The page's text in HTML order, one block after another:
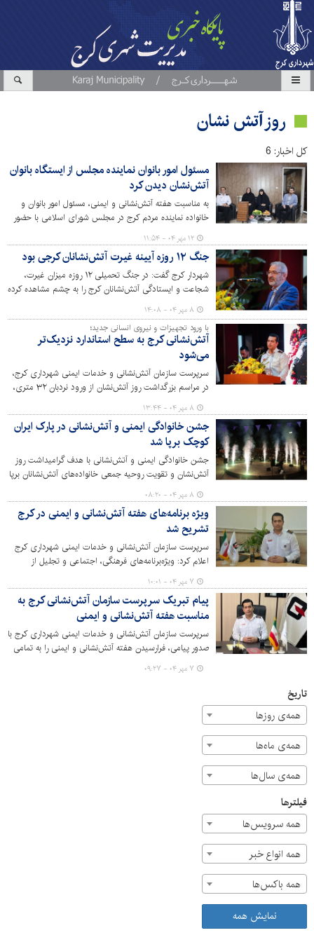
روز آتش نشان
کل اخبار: 6
مسئول امور بانوان نماینده مجلس از ایستگاه بانوان
آتش‌نشان دیدن کرد
به مناسبت هفته آتش‌نشانی و ایمنی، مسئول امور بانوان و
خانواده نماینده مردم کرج در مجلس شورای اسلامی با حضور
در ایستگاه بانوان آتش‌نشانی شهرداری کرج، از نزدیک با روند
فعالیت‌ها، توانمندی‌ها و مشکلات آتش‌نشانان بانوان دیدار و
گفتگو کرد.
۱۲ مهر ۰۴ - ۱۱:۵۴
جنگ ۱۲ روزه آیینه غیرت آتش‌نشانان کرجی بود
شهردار کرج گفت: در جنگ تحمیلی ۱۲ روزه میزان غیرت،
شجاعت و ایستادگی آتش‌نشانان کرج را به چشم مشاهده کرده
و برای داشتن چنین قهرمانانی به خود بالیدیم.
۸ مهر ۰۴ - ۱۴:۰۸
با ورود تجهیزات و نیروی انسانی جدید؛
آتش‌نشانی کرج به سطح استاندارد نزدیک‌تر
می‌شود
سرپرست سازمان آتش‌نشانی و خدمات ایمنی شهرداری کرج،
در مراسم بزرگداشت روز آتش‌نشان از ورود نردبان ۳۲ متری،
بهره‌برداری قریب‌الوقوع ایستگاه شعبان‌آباد مهرشهر و جذب
نیروهای جدید برای رساندن توان عملیاتی این سازمان به
سطح استاندارد خبر داد.
۸ مهر ۰۴ - ۱۳:۴۴
جشن خانوادگی ایمنی و آتش‌نشانی در پارک ایران
کوچک برپا شد
جشن خانوادگی ایمنی و آتش‌نشانی با هدف گرامیداشت روز
آتش‌نشان و تقویت روحیه جمعی خانواده‌های آتش‌نشانان برپا
شد و با استقبال گسترده خانواده‌های پرسنل و شهروندان
همراه بود. برنامه‌های متنوعی همچون جنگ شادی و برنامه
های شاد گروهی در این مراسم اجرا شد که فضای پرنشاط و
متفاوتی را برای خانواده‌ها و کودکان رقم زد.
۸ مهر ۰۴ - ۰۸:۲۰
ویژه‌ برنامه‌های هفته آتش‌نشانی و ایمنی در کرج
تشریح شد
سرپرست سازمان آتش‌نشانی و خدمات ایمنی شهرداری کرج
اعلام کرد: ویژه‌برنامه‌های فرهنگی، اجتماعی و تجلیل از
آتش‌نشانان به مناسبت هفته آتش‌نشانی و ایمنی برگزار
می‌شود.
۷ مهر ۰۴ - ۱۰:۰۱
پیام تبریک سرپرست سازمان آتش‌نشانی کرج به
مناسبت هفته آتش‌نشانی و ایمنی
سرپرست سازمان آتش‌نشانی و خدمات ایمنی شهرداری کرج با
صدور پیامی، فرارسیدن هفته آتش‌نشانی و ایمنی را به تمامی
آتش‌نشانان ایثارگر و خانواده‌های گرامی و همراه آنان تبریک
گفت.
۷ مهر ۰۴ - ۰۹:۲۷
تاریخ
همه‌ی روزها
همه‌ی ماه‌ها
همه‌ی سال‌ها
فیلترها
همه سرویس‌ها
همه انواع خبر
همه باکس‌ها
نمایش همه